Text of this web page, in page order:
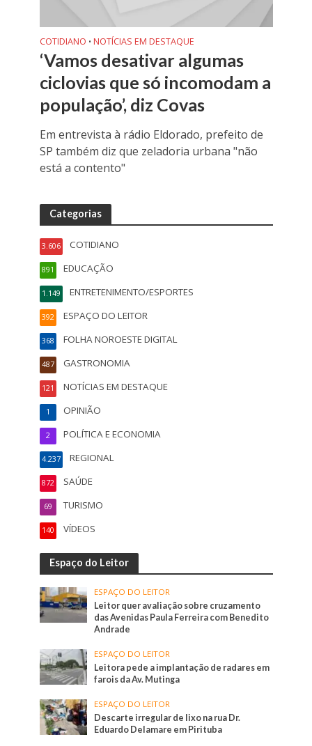
COTIDIANO • NOTÍCIAS EM DESTAQUE
‘Vamos desativar algumas
ciclovias que só incomodam a
população’, diz Covas
Em entrevista à rádio Eldorado, prefeito de
SP também diz que zeladoria urbana "não
está a contento"
Categorias
COTIDIANO
3.606
EDUCAÇÃO
891
ENTRETENIMENTO/ESPORTES
1.149
ESPAÇO DO LEITOR
392
FOLHA NOROESTE DIGITAL
368
GASTRONOMIA
487
NOTÍCIAS EM DESTAQUE
121
OPINIÃO
1
POLÍTICA E ECONOMIA
2
REGIONAL
4.237
SAÚDE
872
TURISMO
69
VÍDEOS
140
Espaço do Leitor
ESPAÇO DO LEITOR
Leitor quer avaliação sobre cruzamento
das Avenidas Paula Ferreira com Benedito
Andrade
ESPAÇO DO LEITOR
Leitora pede a implantação de radares em
farois da Av. Mutinga
ESPAÇO DO LEITOR
Descarte irregular de lixo na rua Dr.
Eduardo Delamare em Pirituba